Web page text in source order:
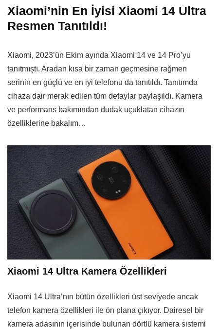
Xiaomi’nin En İyisi Xiaomi 14 Ultra
Resmen Tanıtıldı!
Xiaomi, 2023’ün Ekim ayında Xiaomi 14 ve 14 Pro’yu
tanıtmıştı. Aradan kısa bir zaman geçmesine rağmen
serinin en güçlü ve en iyi telefonu da tanıtıldı. Tanıtımda
cihaza dair merak edilen tüm detaylar paylaşıldı. Kamera
ve performans bakımından dudak uçuklatan cihazın
özelliklerine bakalım…
Xiaomi 14 Ultra Kamera Özellikleri
Xiaomi 14 Ultra’nın bütün özellikleri üst seviyede ancak
telefon kamera özellikleri ile ön plana çıkıyor. Dairesel bir
kamera adasının içerisinde bulunan dörtlü kamera sistemi